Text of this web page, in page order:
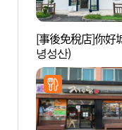
[事後免稅店]你好
녕성산)